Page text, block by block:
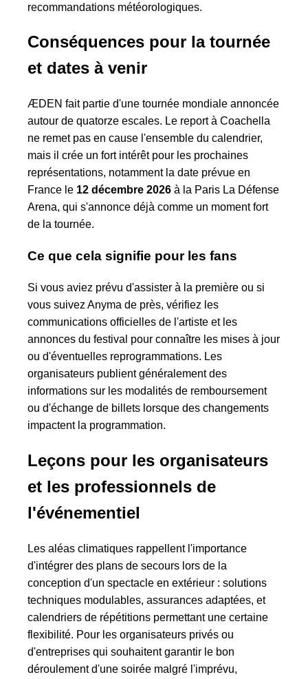
recommandations météorologiques.
Conséquences pour la tournée
et dates à venir
ÆDEN fait partie d'une tournée mondiale annoncée
autour de quatorze escales. Le report à Coachella
ne remet pas en cause l'ensemble du calendrier,
mais il crée un fort intérêt pour les prochaines
représentations, notamment la date prévue en
France le 12 décembre 2026 à la Paris La Défense
Arena, qui s'annonce déjà comme un moment fort
de la tournée.
Ce que cela signifie pour les fans
Si vous aviez prévu d'assister à la première ou si
vous suivez Anyma de près, vérifiez les
communications officielles de l'artiste et les
annonces du festival pour connaître les mises à jour
ou d'éventuelles reprogrammations. Les
organisateurs publient généralement des
informations sur les modalités de remboursement
ou d'échange de billets lorsque des changements
impactent la programmation.
Leçons pour les organisateurs
et les professionnels de
l'événementiel
Les aléas climatiques rappellent l'importance
d'intégrer des plans de secours lors de la
conception d'un spectacle en extérieur : solutions
techniques modulables, assurances adaptées, et
calendriers de répétitions permettant une certaine
flexibilité. Pour les organisateurs privés ou
d'entreprises qui souhaitent garantir le bon
déroulement d'une soirée malgré l'imprévu,